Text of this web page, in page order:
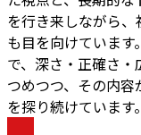
を行き来しながら
も目を向けていま
で、深さ・正確さ
つめつつ、その内
を探り続けています。